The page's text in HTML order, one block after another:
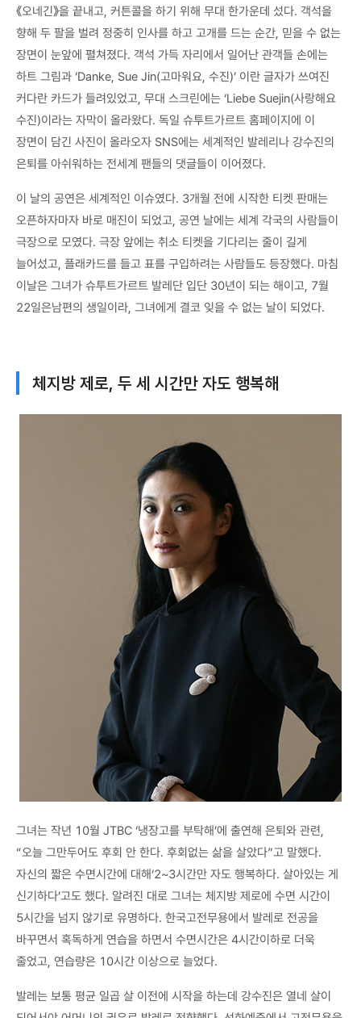
《오네긴》을 끝내고, 커튼콜을 하기 위해 무대 한가운데 섰다. 객석을
향해 두 팔을 벌려 정중히 인사를 하고 고개를 드는 순간, 믿을 수 없는
장면이 눈앞에 펼쳐졌다. 객석 가득 자리에서 일어난 관객들 손에는
하트 그림과 ‘Danke, Sue Jin(고마워요, 수진)’ 이란 글자가 쓰여진
커다란 카드가 들려있었고, 무대 스크린에는 ‘Liebe Suejin(사랑해요
수진)이라는 자막이 올라왔다. 독일 슈투트가르트 홈페이지에 이
장면이 담긴 사진이 올라오자 SNS에는 세계적인 발레리나 강수진의
은퇴를 아쉬워하는 전세계 팬들의 댓글들이 이어졌다.
이 날의 공연은 세계적인 이슈였다. 3개월 전에 시작한 티켓 판매는
오픈하자마자 바로 매진이 되었고, 공연 날에는 세계 각국의 사람들이
극장으로 모였다. 극장 앞에는 취소 티켓을 기다리는 줄이 길게
늘어섰고, 플래카드를 들고 표를 구입하려는 사람들도 등장했다. 마침
이날은 그녀가 슈투트가르트 발레단 입단 30년이 되는 해이고, 7월
22일은남편의 생일이라, 그녀에게 결코 잊을 수 없는 날이 되었다.
체지방 제로, 두 세 시간만 자도 행복해
그녀는 작년 10월 JTBC ‘냉장고를 부탁해’에 출연해 은퇴와 관련,
“오늘 그만두어도 후회 안 한다. 후회없는 삶을 살았다”고 말했다.
자신의 짧은 수면시간에 대해‘2~3시간만 자도 행복하다. 살아있는 게
신기하다’고도 했다. 알려진 대로 그녀는 체지방 제로에 수면 시간이
5시간을 넘지 않기로 유명하다. 한국고전무용에서 발레로 전공을
바꾸면서 혹독하게 연습을 하면서 수면시간은 4시간이하로 더욱
줄었고, 연습량은 10시간 이상으로 늘었다.
발레는 보통 평균 일곱 살 이전에 시작을 하는데 강수진은 열네 살이